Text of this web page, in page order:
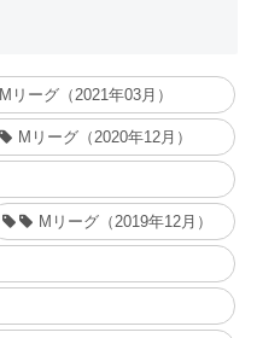
Mリーグ（2021年03月）
Mリーグ（2020年12月）
Mリーグ（2019年12月）